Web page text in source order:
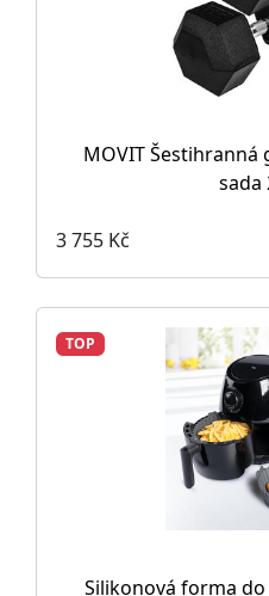
MOVIT Šestihranná
sada
3 755 Kč
TOP
Silikonová forma